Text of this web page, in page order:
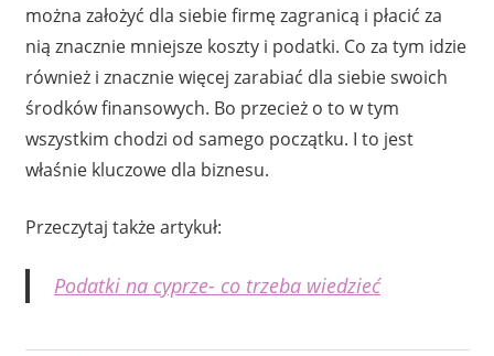
można założyć dla siebie firmę zagranicą i płacić za
nią znacznie mniejsze koszty i podatki. Co za tym idzie
również i znacznie więcej zarabiać dla siebie swoich
środków finansowych. Bo przecież o to w tym
wszystkim chodzi od samego początku. I to jest
właśnie kluczowe dla biznesu.
Przeczytaj także artykuł:
Podatki na cyprze- co trzeba wiedzieć